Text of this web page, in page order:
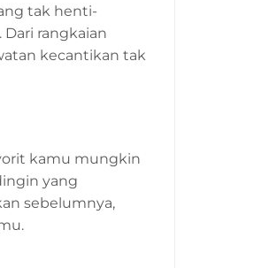
tak henti-
rangkaian
kecantikan tak
kamu mungkin
yang
sebelumnya,